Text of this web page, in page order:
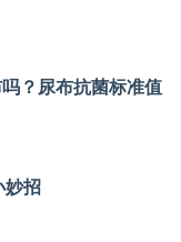
？尿布抗菌标准值
妙招